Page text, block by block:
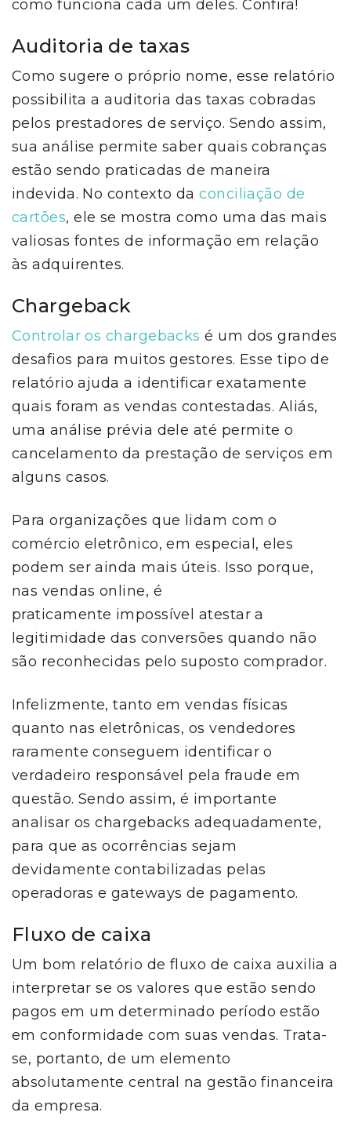
como funciona cada um deles. Confira!
Auditoria de taxas
Como sugere o próprio nome, esse relatório
possibilita a auditoria das taxas cobradas
pelos prestadores de serviço. Sendo assim,
sua análise permite saber quais cobranças
estão sendo praticadas de maneira
indevida. No contexto daconciliação de
cartões, ele se mostra como uma das mais
valiosas fontes de informação em relação
às adquirentes.
Chargeback
Controlar os chargebacks é um dos grandes
desafios para muitos gestores. Esse tipo de
relatório ajuda a identificar exatamente
quais foram as vendas contestadas. Aliás,
uma análise prévia dele até permite o
cancelamento da prestação de serviços em
alguns casos.
Para organizações que lidam com o
comércio eletrônico, em especial, eles
podem ser ainda mais úteis. Isso porque,
nas vendas online, é
praticamente impossível atestar a
legitimidade das conversões quando não
são reconhecidas pelo suposto comprador.
Infelizmente, tanto em vendas físicas
quanto nas eletrônicas, os vendedores
raramente conseguem identificar o
verdadeiro responsável pela fraude em
questão. Sendo assim, é importante
analisar os chargebacks adequadamente,
para que as ocorrências sejam
devidamente contabilizadas pelas
operadoras e gateways de pagamento.
Fluxo de caixa
Um bom relatório de fluxo de caixa auxilia a
interpretar se os valores que estão sendo
pagos em um determinado período estão
em conformidade com suas vendas. Trata-
se, portanto, de um elemento
absolutamente central na gestão financeira
da empresa.